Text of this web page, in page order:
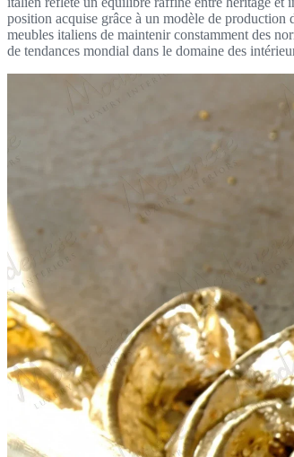
position acquise grâce à un modèle de production
meubles italiens de maintenir constamment des
de tendances mondial dans le domaine des